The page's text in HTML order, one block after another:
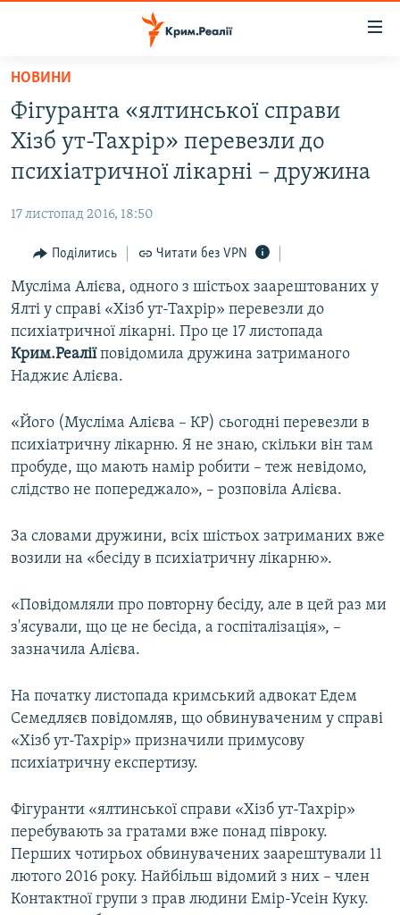
Перейти
основного
матеріалу
до
основної
Перейти
пошуку
ВОДА.КРИМ
ВІДЕО ТА ФОТО
БЛОГИ
ПОГЛЯД
ІНТЕРВ'Ю
ВСЕ ЗА ДЕНЬ
СПЕЦПРОЕКТИ
ДЕПОРТАЦІЯ
ВІДЕОУРОКИ «ELIFBE»
СВІДЧЕННЯ ОКУПАЦІЇ
ЯК ОБІЙТИ БЛОКУВАННЯ
Русский
Qırımtatar
Усі сайти RFE/RL
НОВИНИ
Фігуранта «ялтинської справи
Хізб ут-Тахрір» перевезли до
психіатричної лікарні – дружина
17 листопад 2016, 18:50
Поділитись Читати без VPN
Мусліма Алієва, одного з шістьох заарештованих у
Ялті у справі «Хізб ут-Тахрір» перевезли до
психіатричної лікарні. Про це 17 листопада
Крим.Реаліїповідомила дружина затриманого
Наджиє Алієва.
«Його (Мусліма Алієва – КР) сьогодні перевезли в
психіатричну лікарню. Я не знаю, скільки він там
пробуде, що мають намір робити – теж невідомо,
слідство не попереджало», – розповіла Алієва.
За словами дружини, всіх шістьох затриманих вже
возили на «бесіду в психіатричну лікарню».
«Повідомляли про повторну бесіду, але в цей раз ми
з'ясували, що це не бесіда, а госпіталізація», –
зазначила Алієва.
На початку листопада кримський адвокат Едем
Семедляєв повідомляв, що обвинуваченим у справі
«Хізб ут-Тахрір» призначили примусову
психіатричну експертизу.
Фігуранти «ялтинської справи «Хізб ут-Тахрір»
перебувають за гратами вже понад півроку.
Перших чотирьох обвинувачених заарештували 11
лютого 2016 року. Найбільш відомий з них – член
Контактної групи з прав людини Емір-Усеін Куку.